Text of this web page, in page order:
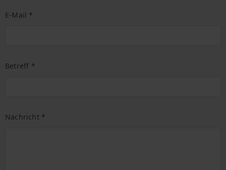
E-Mail *
Betreff *
Nachricht *